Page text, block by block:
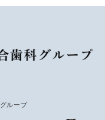
ループ